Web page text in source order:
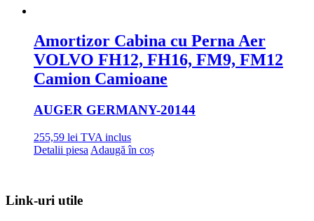
Amortizor Cabina cu Perna Aer
VOLVO FH12, FH16, FM9, FM12
Camion Camioane
AUGER GERMANY-20144
255,59 lei TVA inclus
Detalii piesa Adaugă în coș
Link-uri utile